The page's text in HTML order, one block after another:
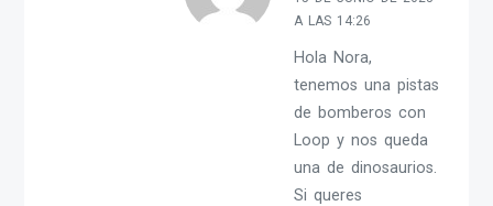
A LAS 14:26
Hola Nora,
tenemos una pistas
de bomberos con
Loop y nos queda
una de dinosaurios.
Si queres